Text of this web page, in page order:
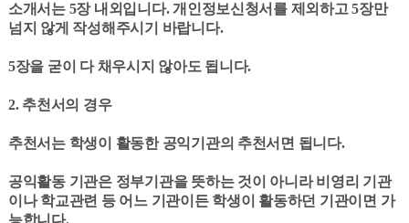
소개서는 5장 내외입니다. 개인정보신청서를 제외하고 5장만
넘지 않게 작성해주시기 바랍니다.
5장을 굳이 다 채우시지 않아도 됩니다.
2. 추천서의 경우
추천서는 학생이 활동한 공익기관의 추천서면 됩니다.
공익활동 기관은 정부기관을 뜻하는 것이 아니라 비영리 기관
이나 학교관련 등 어느 기관이든 학생이 활동하던 기관이면 가
능합니다.